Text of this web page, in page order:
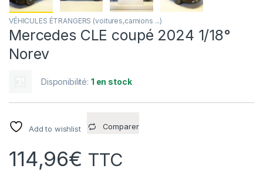
VÉHICULES ÉTRANGERS (voitures,camions ...)
Mercedes CLE coupé 2024 1/18°
Norev
Disponibilité: 1 en stock
Add to wishlist Comparer
114,96€ TTC